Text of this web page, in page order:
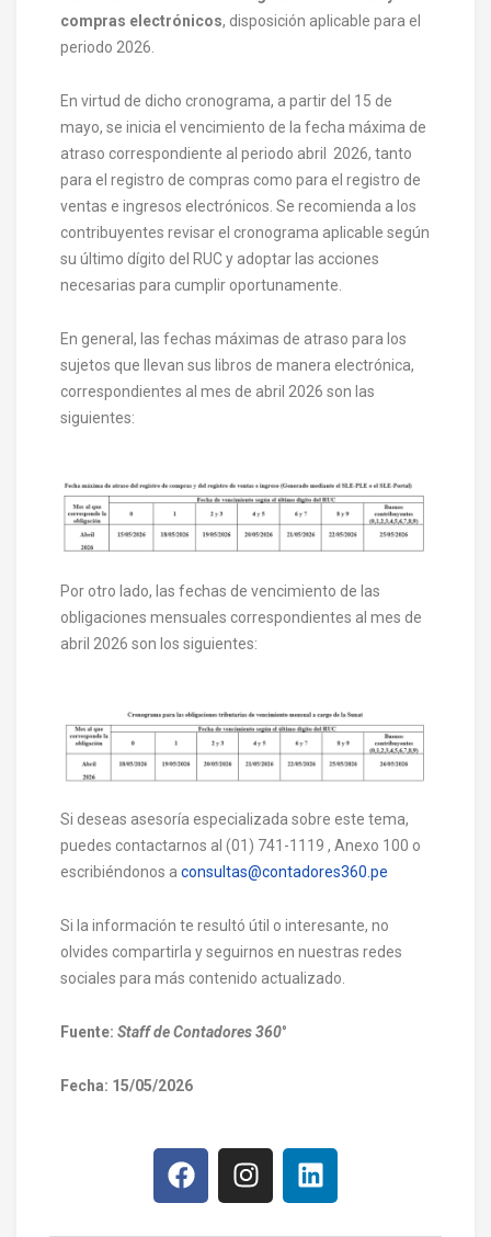
compras electrónicos, disposición aplicable para el
periodo 2026.
En virtud de dicho cronograma, a partir del 15 de
mayo, se inicia el vencimiento de la fecha máxima de
atraso correspondiente al periodo abril 2026, tanto
para el registro de compras como para el registro de
ventas e ingresos electrónicos. Se recomienda a los
contribuyentes revisar el cronograma aplicable según
su último dígito del RUC y adoptar las acciones
necesarias para cumplir oportunamente.
En general, las fechas máximas de atraso para los
sujetos que llevan sus libros de manera electrónica,
correspondientes al mes de abril 2026 son las
siguientes:
Por otro lado, las fechas de vencimiento de las
obligaciones mensuales correspondientes al mes de
abril 2026 son los siguientes:
Si deseas asesoría especializada sobre este tema,
puedes contactarnos al (01) 741-1119 , Anexo 100 o
escribiéndonos a consultas@contadores360.pe
Si la información te resultó útil o interesante, no
olvides compartirla y seguirnos en nuestras redes
sociales para más contenido actualizado.
Fuente: Staff de Contadores 360°
Fecha: 15/05/2026